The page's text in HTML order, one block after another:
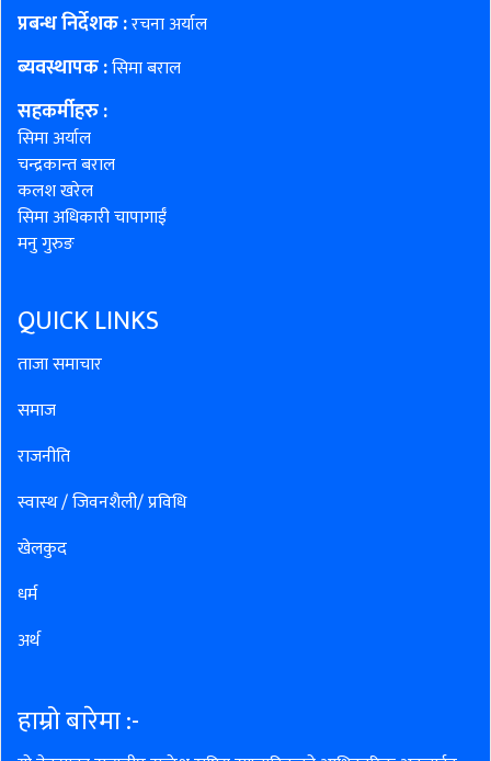
प्रबन्ध निर्देशक :रचना अर्याल
ब्यवस्थापक :सिमा बराल
सहकर्मीहरु:
सिमा अर्याल
चन्द्रकान्त बराल
कलश खरेल
सिमा अधिकारी चापागाईं
मनु गुरुङ
QUICK LINKS
ताजा समाचार
समाज
राजनीति
स्वास्थ / जिवनशैली/ प्रविधि
खेलकुद
धर्म
अर्थ
हाम्रो बारेमा :-